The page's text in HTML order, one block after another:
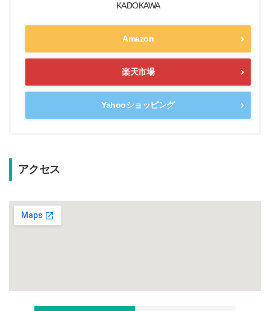
KADOKAWA
Amazon
楽天市場
Yahooショッピング
アクセス